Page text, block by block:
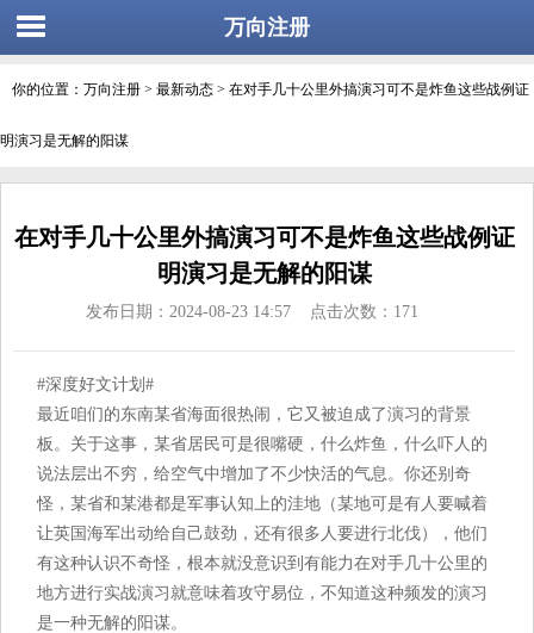
万向注册
你的位置： 万向注册 > 最新动态 > 在对手几十公里外搞演习可不是炸鱼这些战例证
明演习是无解的阳谋
在对手几十公里外搞演习可不是炸鱼这些战例证
明演习是无解的阳谋
发布日期：2024-08-23 14:57 点击次数：171
#深度好文计划#
最近咱们的东南某省海面很热闹，它又被迫成了演习的背景
板。关于这事，某省居民可是很嘴硬，什么炸鱼，什么吓人的
说法层出不穷，给空气中增加了不少快活的气息。你还别奇
怪，某省和某港都是军事认知上的洼地（某地可是有人要喊着
让英国海军出动给自己鼓劲，还有很多人要进行北伐），他们
有这种认识不奇怪，根本就没意识到有能力在对手几十公里的
地方进行实战演习就意味着攻守易位，不知道这种频发的演习
是一种无解的阳谋。